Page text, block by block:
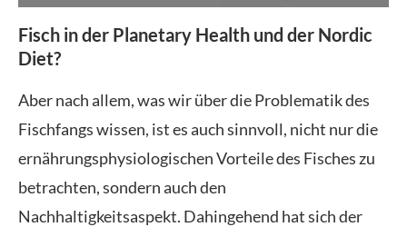
Fisch in der Planetary Health und der Nordic
Diet?
Aber nach allem, was wir über die Problematik des
Fischfangs wissen, ist es auch sinnvoll, nicht nur die
ernährungsphysiologischen Vorteile des Fisches zu
betrachten, sondern auch den
Nachhaltigkeitsaspekt. Dahingehend hat sich der